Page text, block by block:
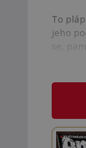
To
jeho
se,